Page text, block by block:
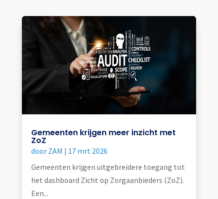
Gemeenten krijgen meer inzicht met
ZoZ
door ZAM | 17 mrt 2026
Gemeenten krijgen uitgebreidere toegang tot
het dashboard Zicht op Zorgaanbieders (ZoZ).
Een...